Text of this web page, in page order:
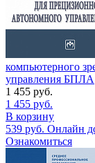
компьютерного
управления БПЛА
1 455 руб.
1 455 руб.
В корзину
539 руб. Онлайн
Ознакомиться